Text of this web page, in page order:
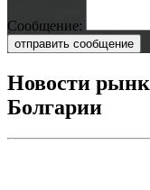
Сообщение:
отправить сообщение
Новости
Болгарии